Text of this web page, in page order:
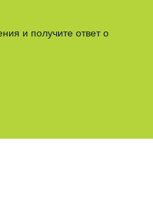
и получите ответ о